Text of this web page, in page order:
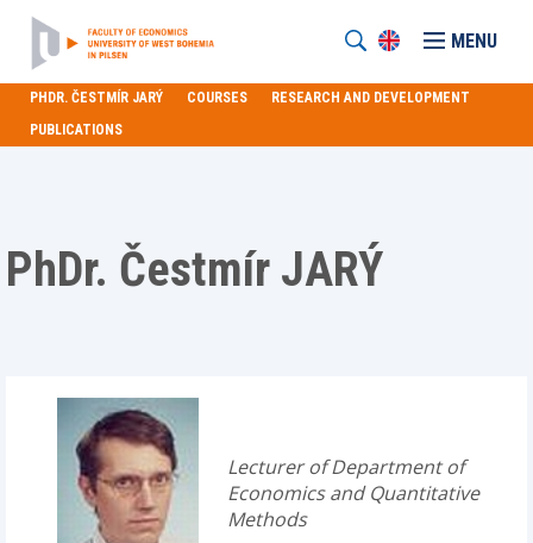
MENU
PHDR. ČESTMÍR JARÝ COURSES
RESEARCH AND DEVELOPMENT
PUBLICATIONS
PhDr. Čestmír JARÝ
Lecturer of Department of
Economics and Quantitative
Methods